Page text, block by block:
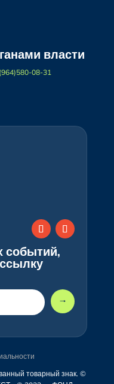
власти
08-31
событий,
🠒
товарный знак. ©